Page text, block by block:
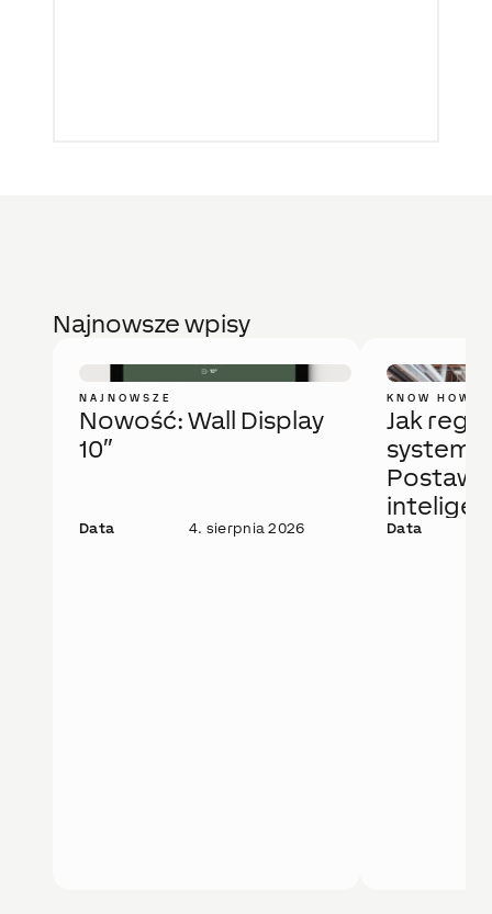
Najnowsze wpisy
NAJNOWSZE
Nowość: Wall Display
10″
Data 4. sierpnia 2026
KNOW HOW
Jak
system
Postaw
Data